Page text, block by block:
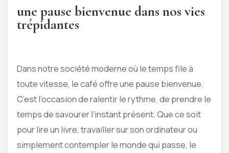
une pause bienvenue dans nos vies
trépidantes
Dans notre société moderne où le temps file à
toute vitesse, le café offre une pause bienvenue.
C’est l’occasion de ralentir le rythme, de prendre le
temps de savourer l’instant présent. Que ce soit
pour lire un livre, travailler sur son ordinateur ou
simplement contempler le monde qui passe, le